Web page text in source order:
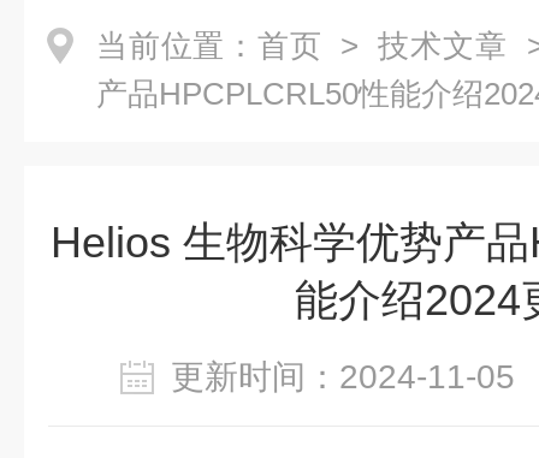
当前位置： 首页 > 技术文章
产品HPCPLCRL50性能介绍
Helios 生物科学优势产
能介绍2024
更新时间：2024-11-